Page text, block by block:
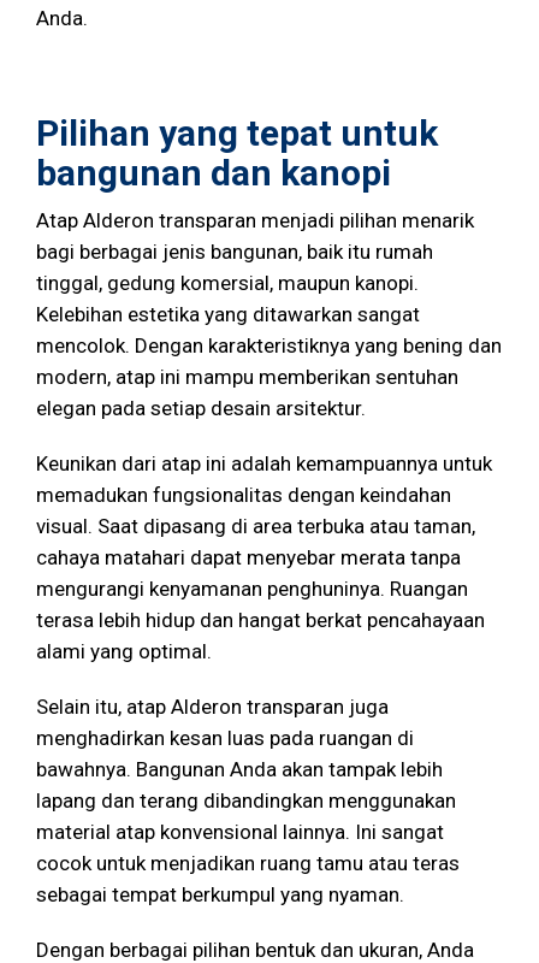
Anda.
Pilihan yang tepat untuk
bangunan dan kanopi
Atap Alderon transparan menjadi pilihan menarik
bagi berbagai jenis bangunan, baik itu rumah
tinggal, gedung komersial, maupun kanopi.
Kelebihan estetika yang ditawarkan sangat
mencolok. Dengan karakteristiknya yang bening dan
modern, atap ini mampu memberikan sentuhan
elegan pada setiap desain arsitektur.
Keunikan dari atap ini adalah kemampuannya untuk
memadukan fungsionalitas dengan keindahan
visual. Saat dipasang di area terbuka atau taman,
cahaya matahari dapat menyebar merata tanpa
mengurangi kenyamanan penghuninya. Ruangan
terasa lebih hidup dan hangat berkat pencahayaan
alami yang optimal.
Selain itu, atap Alderon transparan juga
menghadirkan kesan luas pada ruangan di
bawahnya. Bangunan Anda akan tampak lebih
lapang dan terang dibandingkan menggunakan
material atap konvensional lainnya. Ini sangat
cocok untuk menjadikan ruang tamu atau teras
sebagai tempat berkumpul yang nyaman.
Dengan berbagai pilihan bentuk dan ukuran, Anda